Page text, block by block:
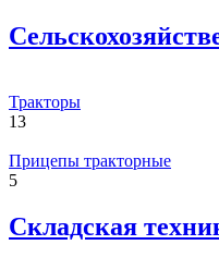
Тракторы
13
Прицепы тракторные
5
Складская